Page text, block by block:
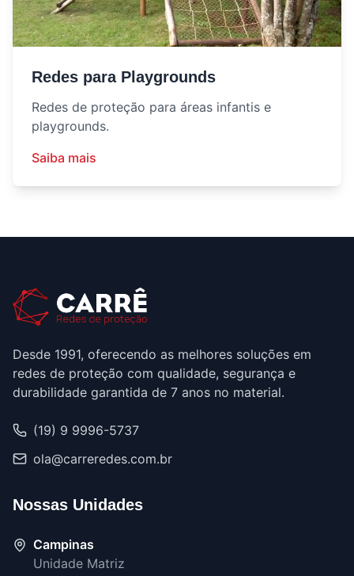
Redes para Playgrounds
Redes de proteção para áreas infantis e
playgrounds.
Saiba mais
Desde 1991, oferecendo as melhores soluções em
redes de proteção com qualidade, segurança e
durabilidade garantida de 7 anos no material.
(19) 9 9996-5737
ola@carreredes.com.br
Nossas Unidades
Campinas
Unidade Matriz